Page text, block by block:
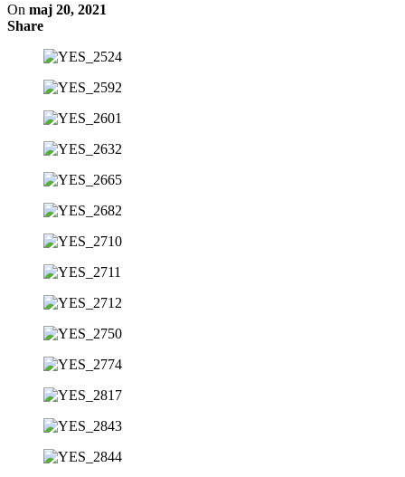
On maj 20, 2021
Share